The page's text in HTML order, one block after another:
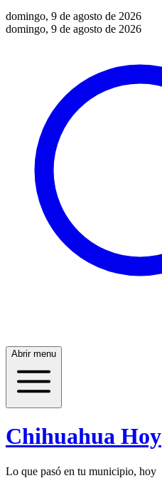
domingo, 9 de agosto de 2026
domingo, 9 de agosto de 2026
Abrir menu
Chihuahua Hoy
Lo que pasó en tu municipio, hoy